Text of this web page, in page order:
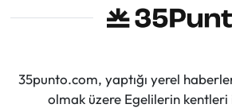
35punto.com, yaptığı yerel
olmak üzere Egelilerin kentleri